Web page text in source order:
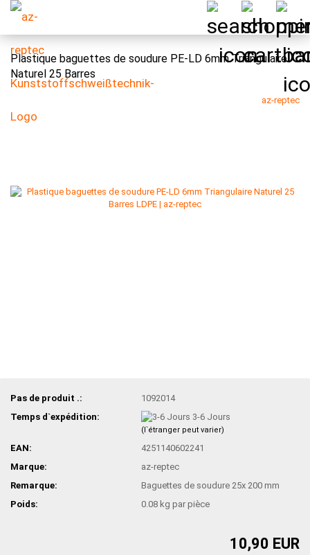
Plastique baguettes de soudure PE-LD 6mm Triangulaire
Naturel 25 Barres
az-reptec
Pas de produit .:
1092014
Temps d`expédition:
3-6 Jours
(l`étranger peut varier)
EAN:
4251140602241
Marque:
az-reptec
Remarque:
Baguettes de soudure 25x 200 mm
Poids:
0.08 kg par pièce
10,90 EUR